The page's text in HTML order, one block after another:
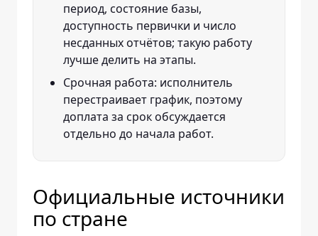
период, состояние базы,
доступность первички и число
несданных отчётов; такую работу
лучше делить на этапы.
Срочная работа: исполнитель
перестраивает график, поэтому
доплата за срок обсуждается
отдельно до начала работ.
Официальные источники
по стране